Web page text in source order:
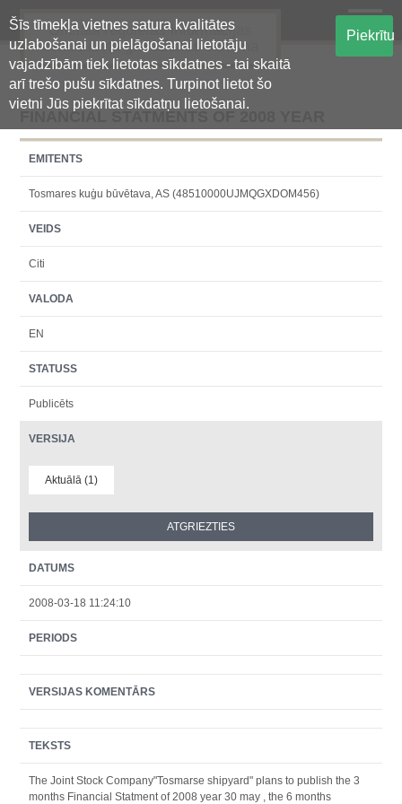
Šīs tīmekļa vietnes satura kvalitātes
uzlabošanai un pielāgošanai lietotāju
vajadzībām tiek lietotas sīkdatnes - tai skaitā
arī trešo pušu sīkdatnes. Turpinot lietot šo
vietni Jūs piekrītat sīkdatņu lietošanai.
Piekrītu
Oficiālā regulētās informācijas
centralizētā glabāšanas sistēma
FINANCIAL STATMENTS OF 2008 YEAR
EMITENTS
Tosmares kuģu būvētava, AS (48510000UJMQGXDOM456)
VEIDS
Citi
VALODA
EN
STATUSS
Publicēts
VERSIJA
Aktuālā (1)
DATUMS
2008-03-18 11:24:10
PERIODS
VERSIJAS KOMENTĀRS
TEKSTS
The Joint Stock Company"Tosmarse shipyard" plans to publish the 3
months Financial Statment of 2008 year 30 may , the 6 months